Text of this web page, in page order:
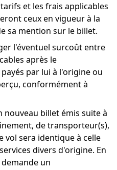
et les frais applicables
ceux en vigueur à la
sa mention sur le billet.
l'éventuel surcoût entre
après le
par lui à l'origine ou
conformément à
nouveau billet émis suite à
de transporteur(s),
vol sera identique à celle
divers d'origine. En
un